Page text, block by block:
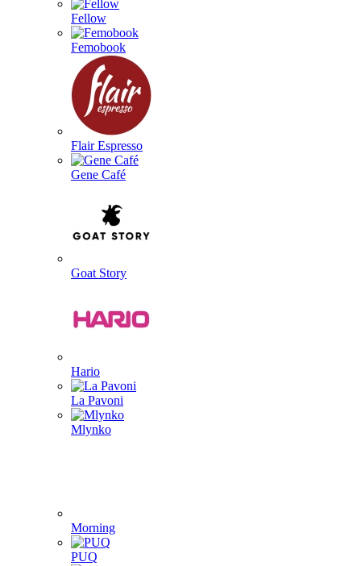
Fellow
Femobook
Flair Espresso
Gene Café
Goat Story
Hario
La Pavoni
Mlynko
Morning
PUQ